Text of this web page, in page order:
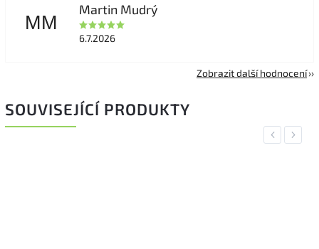
MM
Martin Mudrý
6.7.2026
Zobrazit další hodnocení
SOUVISEJÍCÍ PRODUKTY
Previous
Next